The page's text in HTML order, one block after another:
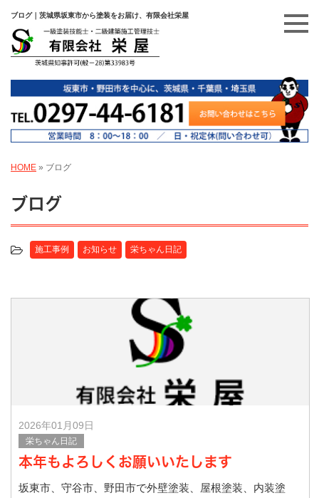
ブログ｜茨城県坂東市から塗装をお届け、有限会社栄屋
HOME » ブログ
ブログ
施工事例 お知らせ 栄ちゃん日記
2026年01月09日
栄ちゃん日記
本年もよろしくお願いいたします
坂東市、守谷市、野田市で外壁塗装、屋根塗装、内装塗